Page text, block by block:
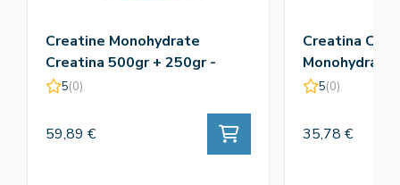
Creatine Monohydrate
Creatina 500gr + 250gr -
Amix
5(0)
59,89 €
Creatina
Monohydrate
5(0)
35,78 €